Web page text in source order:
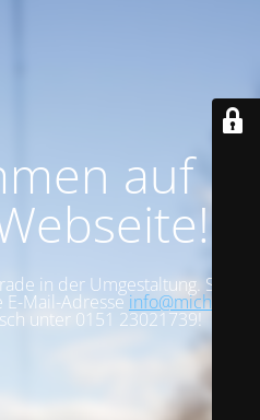
auf
in der Umgestaltung. Sie
Mail-Adresseinfo@michael-
unter 0151 23021739!